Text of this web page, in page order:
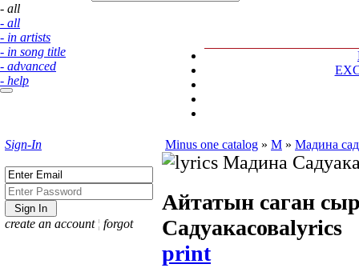
- all
- all
- in artists
- in song title
- advanced
- help
Sign-In
create an account ¦ forgot
Minus one catalog » М » Мадина
Айтатын саган
Садуакасоваlyrics
print